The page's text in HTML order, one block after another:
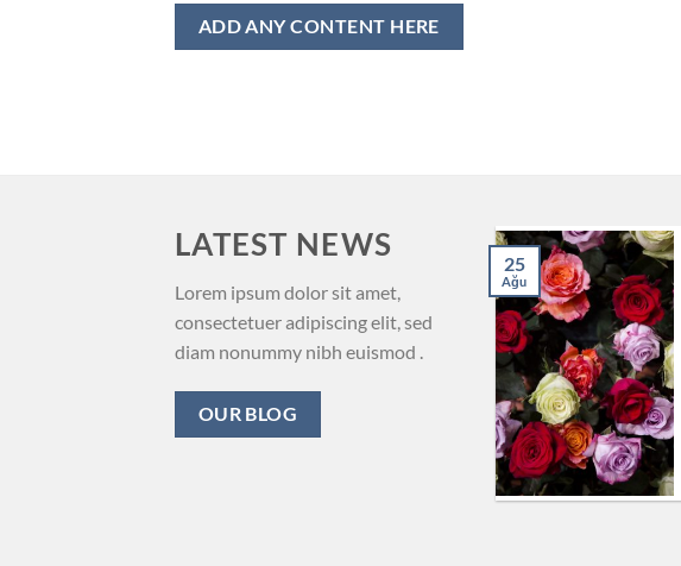
ADD ANY CONTENT HERE
LATEST NEWS
Lorem ipsum dolor sit amet,
consectetuer adipiscing elit, sed
diam nonummy nibh euismod .
OUR BLOG
25
Ağu